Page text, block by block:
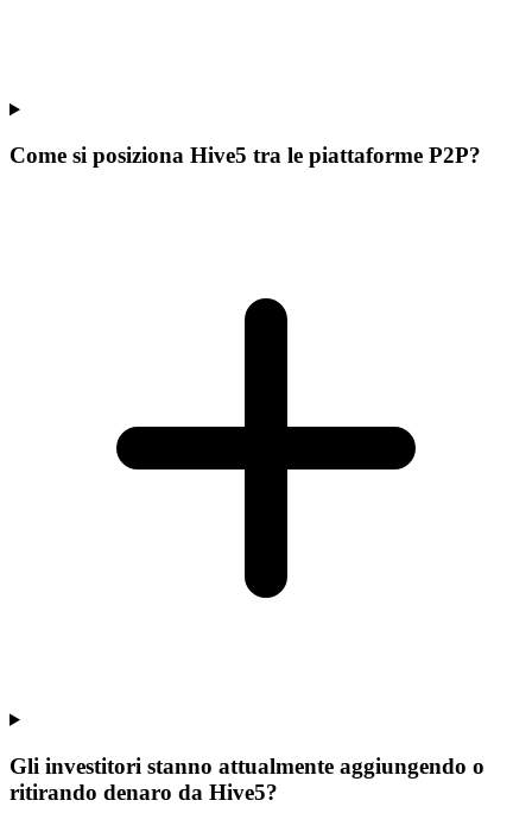
Come si posiziona Hive5 tra le piattaforme P2P?
Gli investitori stanno attualmente aggiungendo o
ritirando denaro da Hive5?